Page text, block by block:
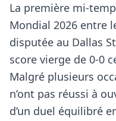
La première mi-
Mondial 2026 entre
disputée au Dallas
score vierge de 0-0
Malgré plusieurs
n’ont pas réussi à
d’un duel équilibré